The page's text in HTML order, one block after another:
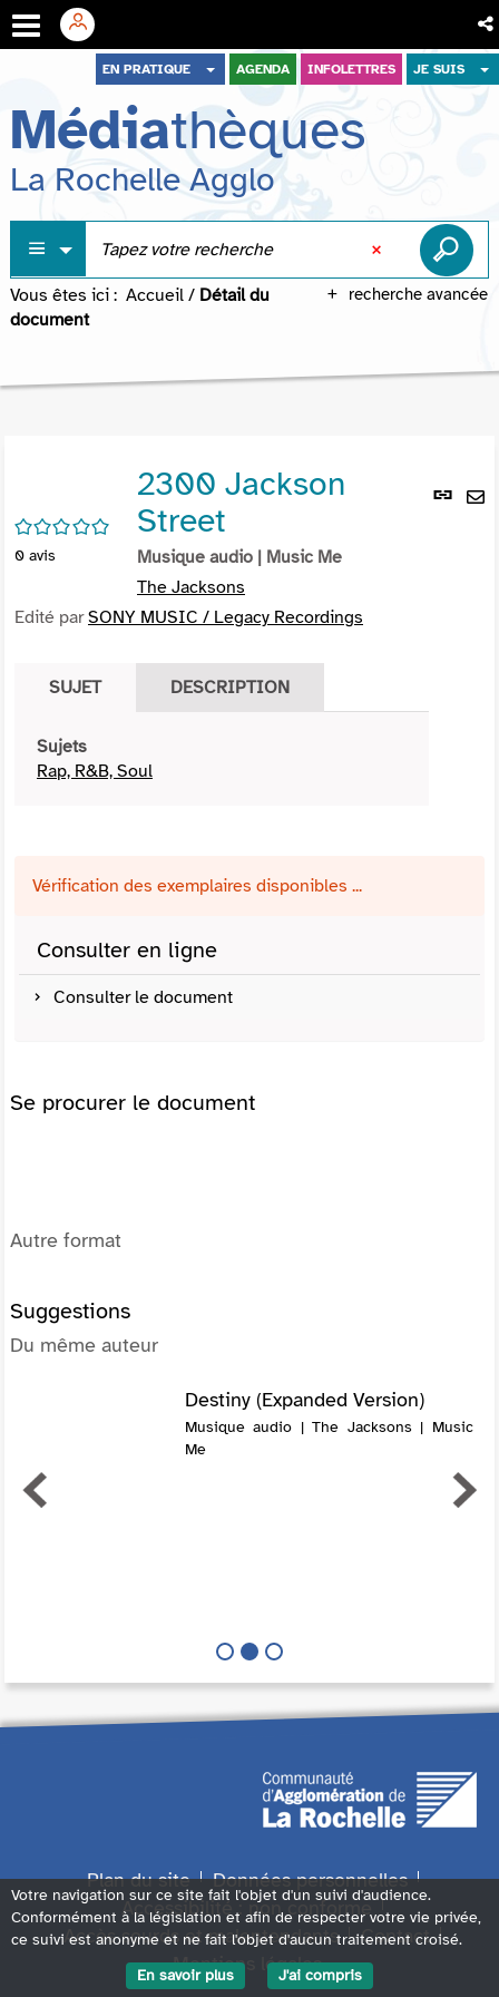
menu
contenu
recherche
EN PRATIQUE AGENDA INFOLETTRES JE SUIS
Médiathèques
La Rochelle Agglo
recherche avancée
Vous êtes ici : Accueil / Détail du
document
Lien
/5
0 avis
2300 Jackson
Street
Musique audio | Music Me
The Jacksons
Edité parSONY MUSIC / Legacy Recordings
SUJET DESCRIPTION
Sujets
Rap, R&B, Soul
Vérification des exemplaires disponibles ...
Consulter en ligne
Consulter le document
Se procurer le document
Autre format
Suggestions
Du même auteur
Destiny (Expanded Version)
Musique audio | The Jacksons | Music
Me
Plan du site
Données personnelles
Accessibilité : non conforme
Accès sourds et malentendants
Contact
Mentions légales
Votre navigation sur ce site fait l'objet d'un suivi d'audience.
Conformément à la législation et afin de respecter votre vie privée,
ce suivi est anonyme et ne fait l'objet d'aucun traitement croisé.
En savoir plus
J'ai compris